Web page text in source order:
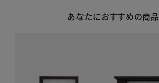
あなたにおすすめの商品